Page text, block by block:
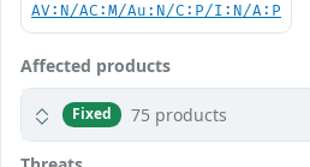
AV:N/AC:M/Au:N/C:P/I:N/A:P
Affected products
Fixed 75 products